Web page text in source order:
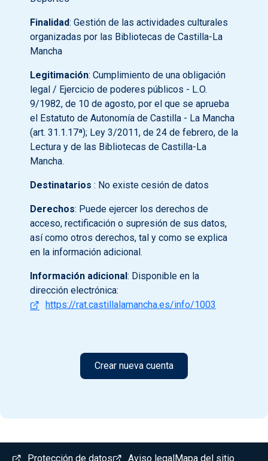
Finalidad: Gestión de las actividades culturales
organizadas por las Bibliotecas de Castilla-La
Mancha
Legitimación: Cumplimiento de una obligación
legal / Ejercicio de poderes públicos - L.O.
9/1982, de 10 de agosto, por el que se aprueba
el Estatuto de Autonomía de Castilla - La Mancha
(art. 31.1.17ª); Ley 3/2011, de 24 de febrero, de la
Lectura y de las Bibliotecas de Castilla-La
Mancha.
Destinatarios : No existe cesión de datos
Derechos: Puede ejercer los derechos de
acceso, rectificación o supresión de sus datos,
así como otros derechos, tal y como se explica
en la información adicional.
Información adicional : Disponible en la
dirección electrónica:
https://rat.castillalamancha.es/info/1003
Menú del pie
Protección de datos Aviso legal Mapa del sitio